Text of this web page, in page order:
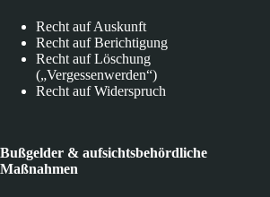
Recht auf Auskunft
Recht auf Berichtigung
Recht auf Löschung
(„Vergessenwerden“)
Recht auf Widerspruch
Bußgelder & aufsichtsbehördliche
Maßnahmen